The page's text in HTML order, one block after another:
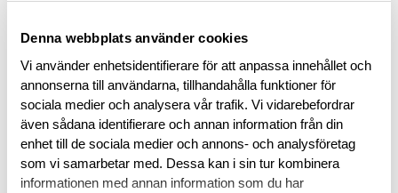
Denna webbplats använder cookies
Vi använder enhetsidentifierare för att anpassa innehållet och
annonserna till användarna, tillhandahålla funktioner för
sociala medier och analysera vår trafik. Vi vidarebefordrar
även sådana identifierare och annan information från din
enhet till de sociala medier och annons- och analysföretag
som vi samarbetar med. Dessa kan i sin tur kombinera
informationen med annan information som du har
BESKRIVNING
RECENSIONER